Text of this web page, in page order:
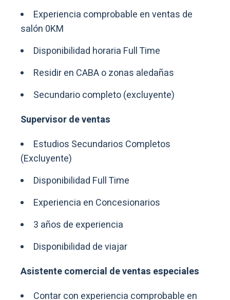
Experiencia comprobable en ventas de
salón 0KM
Disponibilidad horaria Full Time
Residir en CABA o zonas aledañas
Secundario completo (excluyente)
Supervisor de ventas
Estudios Secundarios Completos
(Excluyente)
Disponibilidad Full Time
Experiencia en Concesionarios
3 años de experiencia
Disponibilidad de viajar
Asistente comercial de ventas especiales
Contar con experiencia comprobable en